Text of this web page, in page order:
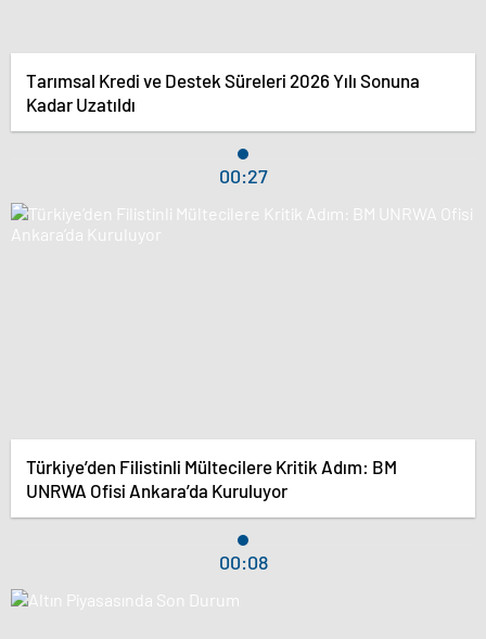
Tarımsal Kredi ve Destek Süreleri 2026 Yılı Sonuna
Kadar Uzatıldı
00:27
Türkiye’den Filistinli Mültecilere Kritik Adım: BM
UNRWA Ofisi Ankara’da Kuruluyor
00:08